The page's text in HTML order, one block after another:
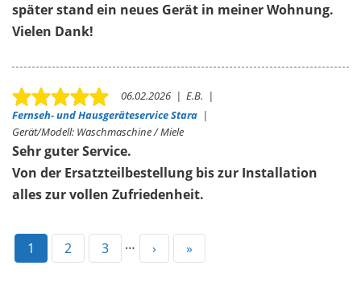
später stand ein neues Gerät in meiner Wohnung.
Vielen Dank!
06.02.2026 | E.B. |
Fernseh- und Hausgeräteservice Stara |
Gerät/Modell: Waschmaschine / Miele
Sehr guter Service.
Von der Ersatzteilbestellung bis zur Installation
alles zur vollen Zufriedenheit.
Aktuelle
1 Page
2 Page
3 …
Nächste
›
Letzte
»